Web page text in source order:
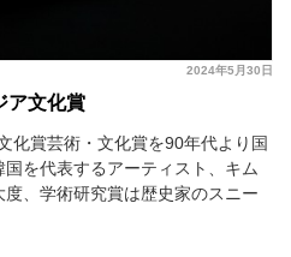
2024年5月30日
ア文化賞
化賞芸術・文化賞を90年代より国
を代表するアーティスト、キム
、学術研究賞は歴史家のスニー